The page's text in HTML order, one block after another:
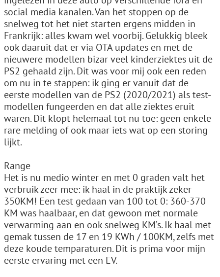
social media kanalen. Van het stoppen op de
snelweg tot het niet starten ergens midden in
Frankrijk: alles kwam wel voorbij. Gelukkig bleek
ook daaruit dat er via OTA updates en met de
nieuwere modellen bizar veel kinderziektes uit de
PS2 gehaald zijn. Dit was voor mij ook een reden
om nu in te stappen: ik ging er vanuit dat de
eerste modellen van de PS2 (2020/2021) als test-
modellen fungeerden en dat alle ziektes eruit
waren. Dit klopt helemaal tot nu toe: geen enkele
rare melding of ook maar iets wat op een storing
lijkt.
Range
Het is nu medio winter en met 0 graden valt het
verbruik zeer mee: ik haal in de praktijk zeker
350KM! Een test gedaan van 100 tot 0: 360-370
KM was haalbaar, en dat gewoon met normale
verwarming aan en ook snelweg KM’s. Ik haal met
gemak tussen de 17 en 19 KWh / 100KM, zelfs met
deze koude temparaturen. Dit is prima voor mijn
eerste ervaring met een EV.